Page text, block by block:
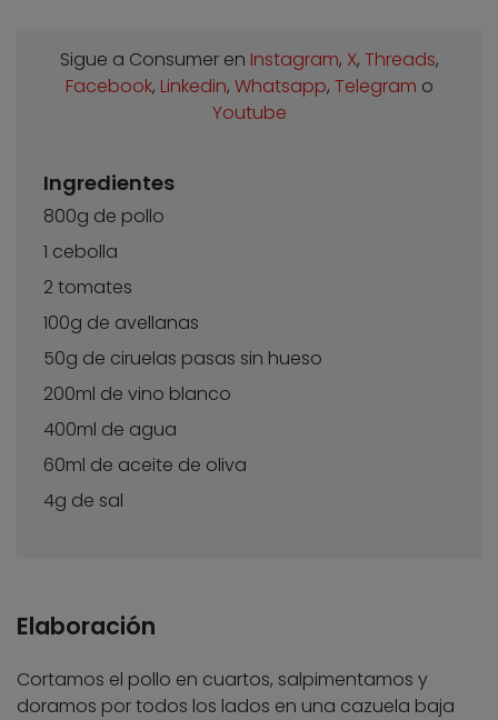
Sigue a Consumer en Instagram, X, Threads,
Facebook, Linkedin, Whatsapp, Telegram o
Youtube
Ingredientes
800g de pollo
1 cebolla
2 tomates
100g de avellanas
50g de ciruelas pasas sin hueso
200ml de vino blanco
400ml de agua
60ml de aceite de oliva
4g de sal
Elaboración
Cortamos el pollo en cuartos, salpimentamos y
doramos por todos los lados en una cazuela baja